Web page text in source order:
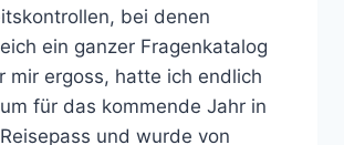
bei denen
ein ganzer Fragenkatalog
mir ergoss, hatte ich endlich
für das kommende Jahr in
und wurde von